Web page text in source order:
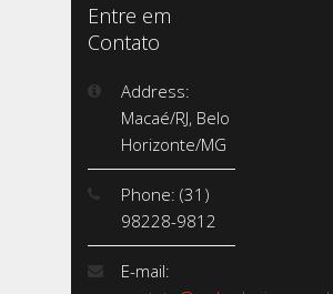
Entre em
Contato
Address:
Macaé/RJ, Belo
Horizonte/MG
Phone: (31)
98228-9812
E-mail: